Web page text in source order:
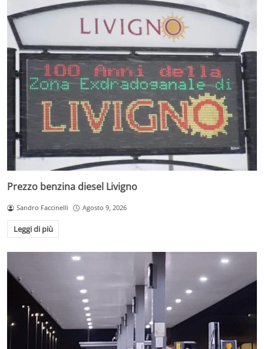
Prezzo benzina diesel Livigno
Sandro Faccinelli Agosto 9, 2026
Leggi di più